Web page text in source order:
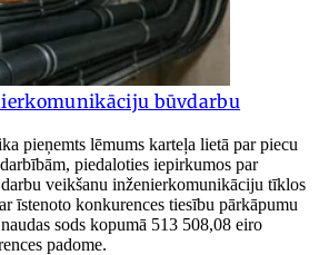
būvdarbu
pieņemts lēmums karteļa lietā par piecu
piedaloties iepirkumos par
veikšanu inženierkomunikāciju tīklos
īstenoto konkurences tiesību pārkāpumu
sods kopumā 513 508,08 eiro
padome.